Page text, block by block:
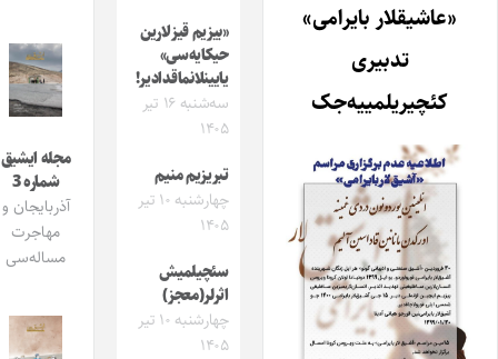
«عاشیقلار بایرامی»
تدبیری
کئچیریلمییه‌جک
«بیزیم قیزلارین
حیکایه‌سی»
یایینلانماقدادیر!
سه‌شنبه ۱۶ تیر
۱۴۰۵
تبریزیم منیم
چهارشنبه ۱۰ تیر
۱۴۰۵
سئچیلمیش
اثرلر(معجز)
چهارشنبه ۱۰ تیر
۱۴۰۵
مجله ایشیق
شماره 3
آذربایجان و
مهاجرت
مساله‌سی